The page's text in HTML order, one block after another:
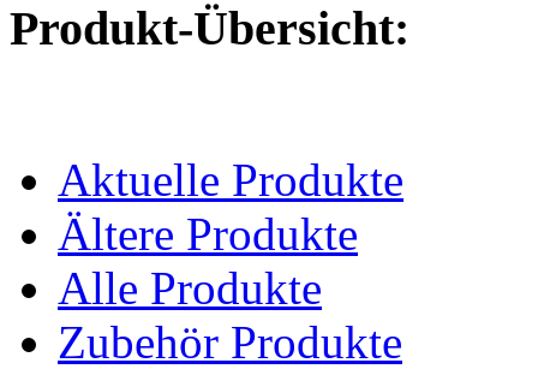
Produkt-Übersicht:
Aktuelle Produkte
Ältere Produkte
Alle Produkte
Zubehör Produkte